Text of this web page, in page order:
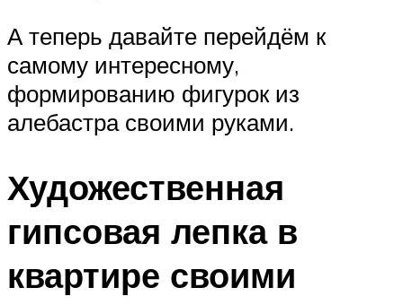
А теперь давайте перейдём к
самому интересному,
формированию фигурок из
алебастра своими руками.
Художественная
гипсовая лепка в
квартире своими